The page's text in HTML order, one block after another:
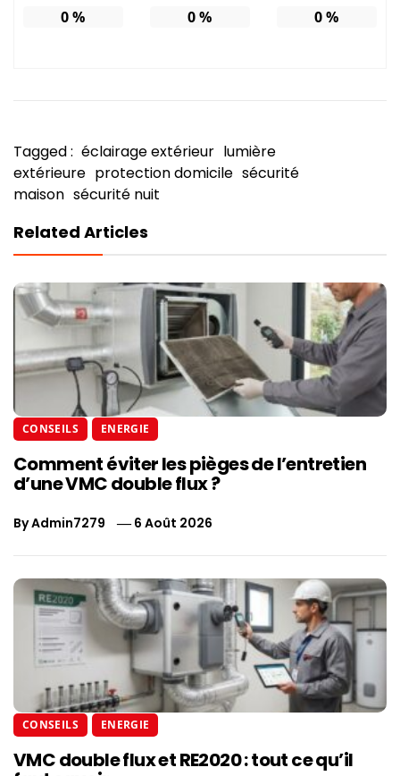
0% 0% 0%
Tagged : éclairage extérieur lumière
extérieure protection domicile sécurité
maison sécurité nuit
Related Articles
CONSEILS ENERGIE
Comment éviter les pièges de l’entretien
d’une VMC double flux ?
ByAdmin7279 6 Août 2026
CONSEILS ENERGIE
VMC double flux et RE2020 : tout ce qu’il